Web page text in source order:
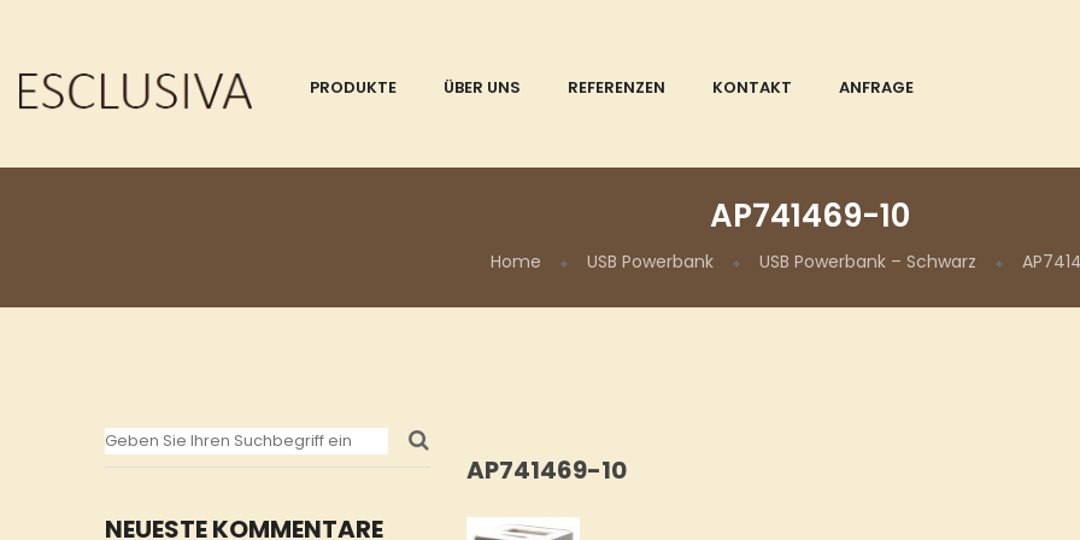
PRODUKTE ÜBER UNS REFERENZEN KONTAKT ANFRAGE
AP741469-10
Home USB Powerbank USB Powerbank – Schwarz
NEUESTE KOMMENTARE
AP741469-10